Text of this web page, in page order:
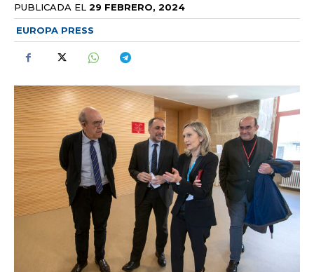
PUBLICADA EL 29 FEBRERO, 2024
EUROPA PRESS